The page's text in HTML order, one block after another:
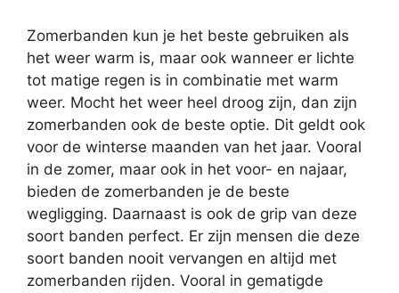
Zomerbanden kun je het beste gebruiken als
het weer warm is, maar ook wanneer er lichte
tot matige regen is in combinatie met warm
weer. Mocht het weer heel droog zijn, dan zijn
zomerbanden ook de beste optie. Dit geldt ook
voor de winterse maanden van het jaar. Vooral
in de zomer, maar ook in het voor- en najaar,
bieden de zomerbanden je de beste
wegligging. Daarnaast is ook de grip van deze
soort banden perfect. Er zijn mensen die deze
soort banden nooit vervangen en altijd met
zomerbanden rijden. Vooral in gematigde